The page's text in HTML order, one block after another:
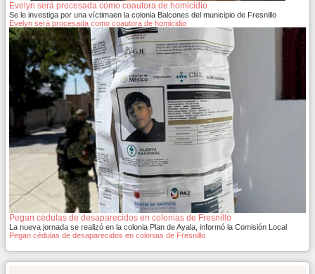
Evelyn será procesada como coautora de homicidio
Se le investiga por una víctimaen la colonia Balcones del municipio de Fresnillo
Evelyn será procesada como coautora de homicidio
Pegan cédulas de desaparecidos en colonias de Fresnillo
La nueva jornada se realizó en la colonia Plan de Ayala, informó la Comisión Local
Pegan cédulas de desaparecidos en colonias de Fresnillo